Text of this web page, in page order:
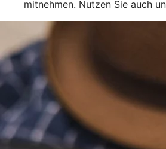
mitnehmen. Nutzen Sie auch